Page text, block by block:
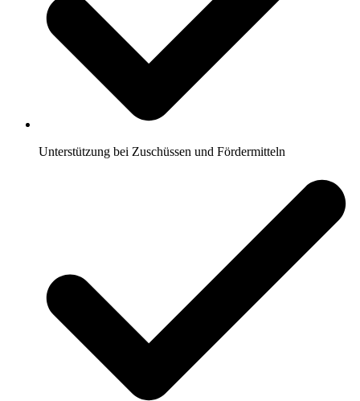
Unterstützung bei Zuschüssen und Fördermitteln